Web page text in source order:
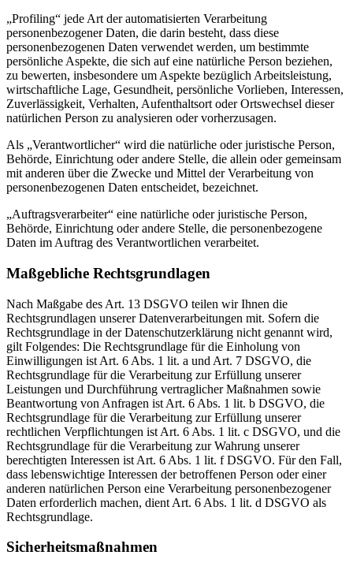
„Profiling“ jede Art der automatisierten Verarbeitung
personenbezogener Daten, die darin besteht, dass diese
personenbezogenen Daten verwendet werden, um bestimmte
persönliche Aspekte, die sich auf eine natürliche Person beziehen,
zu bewerten, insbesondere um Aspekte bezüglich Arbeitsleistung,
wirtschaftliche Lage, Gesundheit, persönliche Vorlieben, Interessen,
Zuverlässigkeit, Verhalten, Aufenthaltsort oder Ortswechsel dieser
natürlichen Person zu analysieren oder vorherzusagen.
Als „Verantwortlicher“ wird die natürliche oder juristische Person,
Behörde, Einrichtung oder andere Stelle, die allein oder gemeinsam
mit anderen über die Zwecke und Mittel der Verarbeitung von
personenbezogenen Daten entscheidet, bezeichnet.
„Auftragsverarbeiter“ eine natürliche oder juristische Person,
Behörde, Einrichtung oder andere Stelle, die personenbezogene
Daten im Auftrag des Verantwortlichen verarbeitet.
Maßgebliche Rechtsgrundlagen
Nach Maßgabe des Art. 13 DSGVO teilen wir Ihnen die
Rechtsgrundlagen unserer Datenverarbeitungen mit. Sofern die
Rechtsgrundlage in der Datenschutzerklärung nicht genannt wird,
gilt Folgendes: Die Rechtsgrundlage für die Einholung von
Einwilligungen ist Art. 6 Abs. 1 lit. a und Art. 7 DSGVO, die
Rechtsgrundlage für die Verarbeitung zur Erfüllung unserer
Leistungen und Durchführung vertraglicher Maßnahmen sowie
Beantwortung von Anfragen ist Art. 6 Abs. 1 lit. b DSGVO, die
Rechtsgrundlage für die Verarbeitung zur Erfüllung unserer
rechtlichen Verpflichtungen ist Art. 6 Abs. 1 lit. c DSGVO, und die
Rechtsgrundlage für die Verarbeitung zur Wahrung unserer
berechtigten Interessen ist Art. 6 Abs. 1 lit. f DSGVO. Für den Fall,
dass lebenswichtige Interessen der betroffenen Person oder einer
anderen natürlichen Person eine Verarbeitung personenbezogener
Daten erforderlich machen, dient Art. 6 Abs. 1 lit. d DSGVO als
Rechtsgrundlage.
Sicherheitsmaßnahmen